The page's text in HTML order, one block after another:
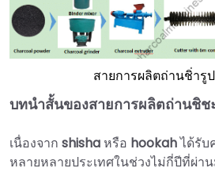
สายการผลิตถ่านชิ่ารู
บทนำสั้นของสายการผลิตถ่านชิช
เนื่องจาก shisha หรือ hookahได้รับ
หลายหลายประเทศในช่วงไม่กี่ปีที่ผ่า